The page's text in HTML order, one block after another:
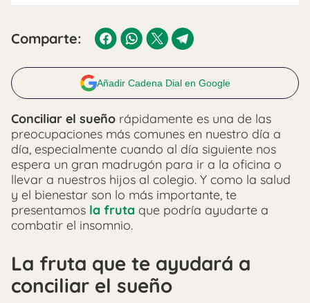
Comparte:
Añadir Cadena Dial en Google
Conciliar el sueño rápidamente es una de las
preocupaciones más comunes en nuestro día a
día, especialmente cuando al día siguiente nos
espera un gran madrugón para ir a la oficina o
llevar a nuestros hijos al colegio. Y como la salud
y el bienestar son lo más importante, te
presentamos la fruta que podría ayudarte a
combatir el insomnio.
La fruta que te ayudará a
conciliar el sueño